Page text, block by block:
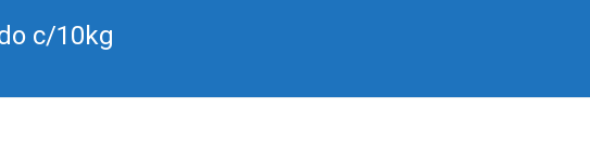
c/10kg